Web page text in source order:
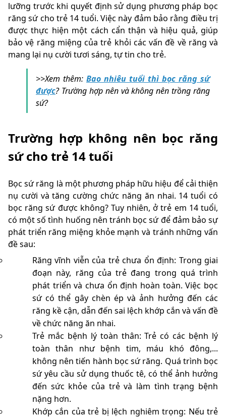
lưỡng trước khi quyết định sử dụng phương pháp bọc
răng sứ cho trẻ 14 tuổi. Việc này đảm bảo rằng điều trị
được thực hiện một cách cẩn thận và hiệu quả, giúp
bảo vệ răng miệng của trẻ khỏi các vấn đề về răng và
mang lại nụ cười tươi sáng, tự tin cho trẻ.
>>Xem thêm: Bao nhiêu tuổi thì bọc răng sứ
được? Trường hợp nên và không nên trồng răng
sứ?
Trường hợp không nên bọc răng
sứ cho trẻ 14 tuổi
Bọc sứ răng là một phương pháp hữu hiệu để cải thiện
nụ cười và tăng cường chức năng ăn nhai. 14 tuổi có
bọc răng sứ được không? Tuy nhiên, ở trẻ em 14 tuổi,
có một số tình huống nên tránh bọc sứ để đảm bảo sự
phát triển răng miệng khỏe mạnh và tránh những vấn
đề sau:
Răng vĩnh viễn của trẻ chưa ổn định: Trong giai
đoạn này, răng của trẻ đang trong quá trình
phát triển và chưa ổn định hoàn toàn. Việc bọc
sứ có thể gây chèn ép và ảnh hưởng đến các
răng kề cận, dẫn đến sai lệch khớp cắn và vấn đề
về chức năng ăn nhai.
Trẻ mắc bệnh lý toàn thân: Trẻ có các bệnh lý
toàn thân như bệnh tim, máu khó đông,...
không nên tiến hành bọc sứ răng. Quá trình bọc
sứ yêu cầu sử dụng thuốc tê, có thể ảnh hưởng
đến sức khỏe của trẻ và làm tình trạng bệnh
nặng hơn.
Khớp cắn của trẻ bị lệch nghiêm trọng: Nếu trẻ